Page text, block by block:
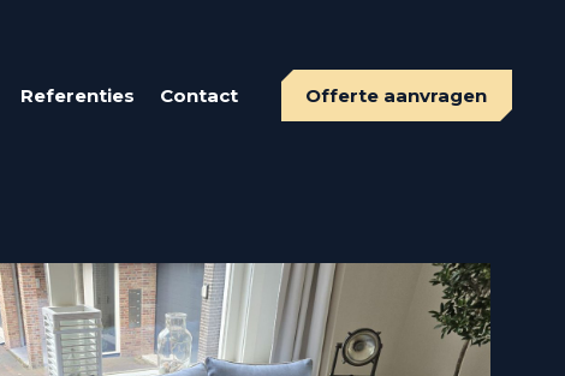
Referenties Contact Offerte aanvragen